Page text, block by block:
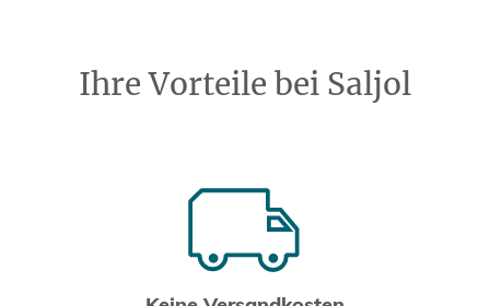
Ihre Vorteile bei Saljol